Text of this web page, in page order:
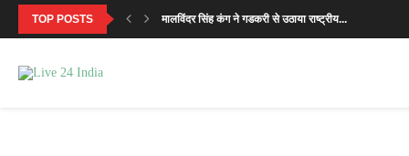
TOP POSTS मालविंदर सिंह कंग ने गडकरी से उठाया राष्ट्रीय...